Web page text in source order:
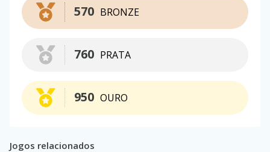
BRONZE
570
PRATA
760
OURO
950
Jogos relacionados